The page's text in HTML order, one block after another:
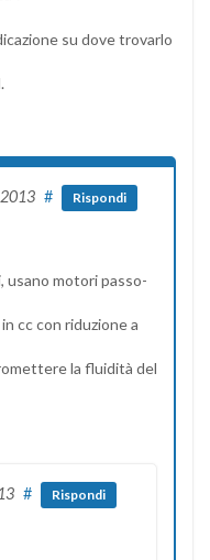
su dove trovarlo
# Rispondi
usano motori passo-
cc con riduzione a
la fluidità del
# Rispondi